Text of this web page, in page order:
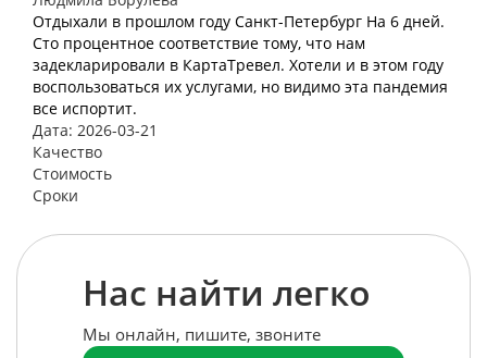
Отдыхали в прошлом году Санкт-Петербург На 6 дней.
Сто процентное соответствие тому, что нам
задекларировали в КартаТревел. Хотели и в этом году
воспользоваться их услугами, но видимо эта пандемия
все испортит.
Дата: 2026-03-21
Качество
Стоимость
Сроки
Нас найти легко
Мы онлайн, пишите, звоните